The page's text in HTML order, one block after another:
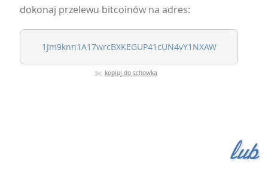
dokonaj przelewu bitcoinów na adres:
kopiuj do schowka
lub